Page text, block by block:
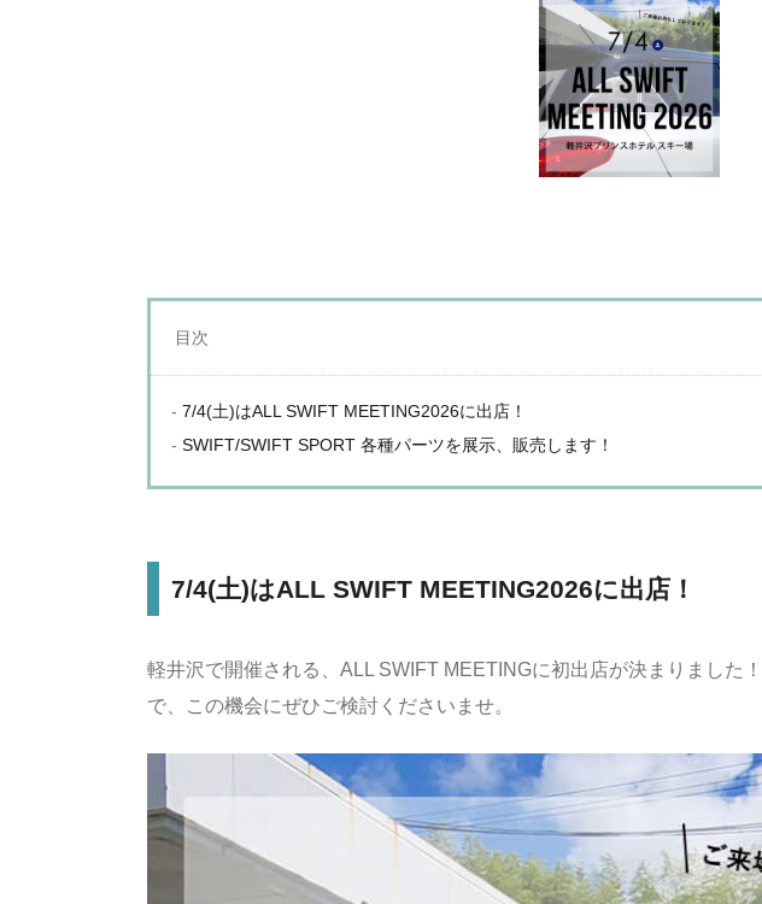
目次
7/4(土)はALL SWIFT MEETING2026に出店！
SWIFT/SWIFT SPORT 各種パーツを展示、販売します！
7/4(土)はALL SWIFT MEETING2026に出店！
軽井沢で開催される、ALL SWIFT MEETINGに初出店が決まりました
で、この機会にぜひご検討くださいませ。